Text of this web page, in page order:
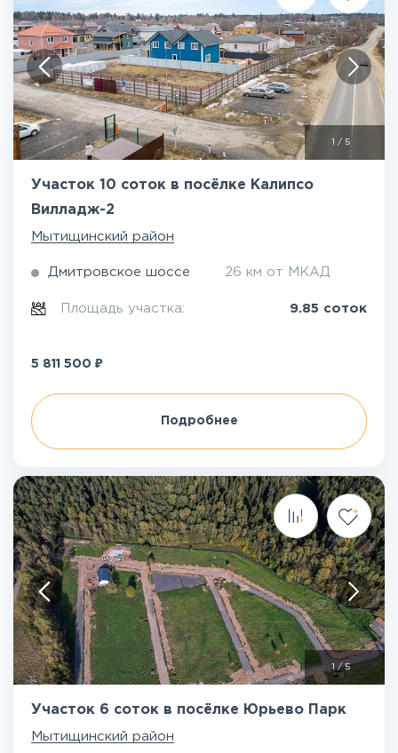
/ 5
Участок 10 соток в посёлке Калипсо
Вилладж-2
Мытищинский район
Дмитровское шоссе 26 км от МКАД
Площадь участка: 9.85 соток
5 811 500 ₽
Подробнее
1/5
Участок 6 соток в посёлке Юрьево Парк
Мытищинский район